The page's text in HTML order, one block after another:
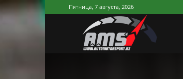
Пятница, 7 августа, 2026